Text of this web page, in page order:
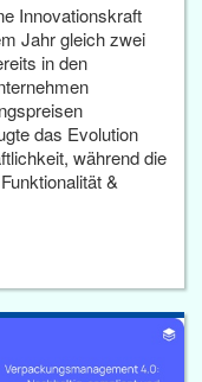
Innovationskraft
Jahr gleich zwei
in den
das Evolution
während die
&